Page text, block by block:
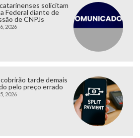
solicitam
Federal diante de
de CNPJs
2026
tarde demais
pelo preço errado
2026